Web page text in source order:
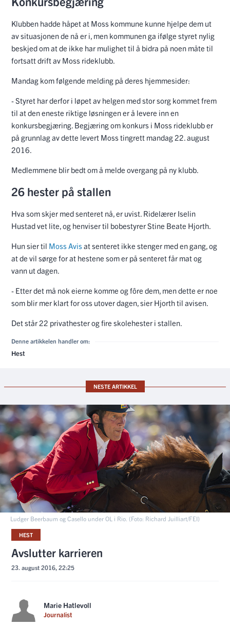
Klubben hadde håpet at Moss kommune kunne hjelpe dem ut
av situasjonen de nå er i, men kommunen ga ifølge styret nylig
beskjed om at de ikke har mulighet til å bidra på noen måte til
fortsatt drift av Moss rideklubb.
Mandag kom følgende melding på deres hjemmesider:
- Styret har derfor i løpet av helgen med stor sorg kommet frem
til at den eneste riktige løsningen er å levere inn en
konkursbegjæring. Begjæring om konkurs i Moss rideklubb er
på grunnlag av dette levert Moss tingrett mandag 22. august
2016.
Medlemmene blir bedt om å melde overgang på ny klubb.
26 hester på stallen
Hva som skjer med senteret nå, er uvist. Ridelærer Iselin
Hustad vet lite, og henviser til bobestyrer Stine Beate Hjorth.
Hun sier til Moss Avisat senteret ikke stenger med en gang, og
at de vil sørge for at hestene som er på senteret får mat og
vann ut dagen.
- Etter det må nok eierne komme og fôre dem, men dette er noe
som blir mer klart for oss utover dagen, sier Hjorth til avisen.
Det står 22 privathester og fire skolehester i stallen.
Denne artikkelen handler om:
Hest
NESTE ARTIKKEL
Ludger Beerbaum og Casello under OL i Rio. (Foto: Richard Juilliart/FEI)
HEST
Avslutter karrieren
23. august 2016, 22:25
Marie Hatlevoll
Journalist